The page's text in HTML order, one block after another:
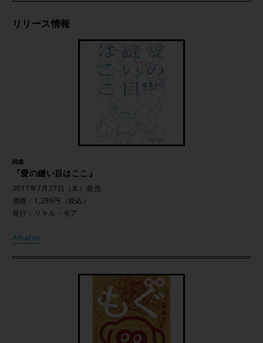
リリース情報
詩集
『愛の縫い目はここ』
2017年7月27日（木）発売
価格：1,296円（税込）
発行：リトル・モア
Amazon